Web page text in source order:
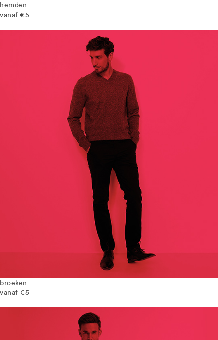
hemden
vanaf €5
broeken
vanaf €5